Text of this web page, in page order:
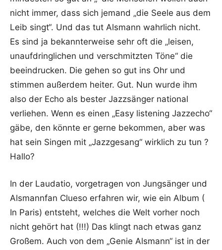
nicht immer, dass sich jemand „die Seele aus dem
Leib singt“. Und das tut Alsmann wahrlich nicht.
Es sind ja bekannterweise sehr oft die „leisen,
unaufdringlichen und verschmitzten Töne“ die
beeindrucken. Die gehen so gut ins Ohr und
stimmen außerdem heiter. Gut. Nun wurde ihm
also der Echo als bester Jazzsänger national
verliehen. Wenn es einen „Easy listening Jazzecho“
gäbe, den könnte er gerne bekommen, aber was
hat sein Singen mit „Jazzgesang“ wirklich zu tun ?
Hallo?
In der Laudatio, vorgetragen von Jungsänger und
Alsmannfan Clueso erfahren wir, wie ein Album (
In Paris) entsteht, welches die Welt vorher noch
nicht gehört hat (!!!) Das klingt nach etwas ganz
Großem. Auch von dem „Genie Alsmann“ ist in der